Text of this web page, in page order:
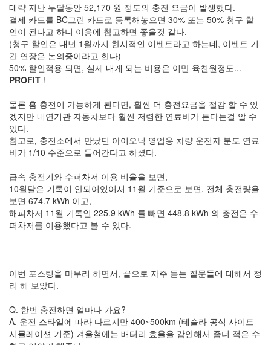
대략 지난 두달동안 52,170 원 정도의 충전 요금이 발생했다.
결제 카드를 BC그린 카드로 등록해놓으면 30% 또는 50% 청구 할
인이 된다고 하니 이용에 참고하면 좋을것 같다.
(청구 할인은 내년 1월까지 한시적인 이벤트라고 하는데, 이벤트 기
간 연장은 논의중이라고 한다)
50% 할인적용 되면, 실제 내게 되는 비용은 이만 육천원정도...
PROFIT !
물론 홈 충전이 가능하게 된다면, 훨씬 더 충전요금을 절감 할 수 있
겠지만 내연기관 자동차보다 훨씬 저렴한 연료비가 든다는걸 알 수
있다.
참고로, 충전소에서 만났던 아이오닉 영업용 차량 운전자 분도 연료
비가 1/10 수준으로 들어간다고 하셨다.
급속 충전기와 수퍼차저 이용 비율을 보면,
10월달은 기록이 안되어있어서 11월 기준으로 보면, 전체 충전량을
보면 674.7 kWh 이고,
해피차저 11월 기록인 225.9 kWh 를 빼면 448.8 kWh 의 충전은 수
퍼차저를 이용했다고 볼 수 있다.
이번 포스팅을 마무리 하면서, 끝으로 자주 듣는 질문들에 대해서 정
리 해 보았다.
Q. 한번 충전하면 얼마나 가요?
A. 운전 스타일에 따라 다르지만 400~500km (테슬라 공식 사이트
시뮬레이션 기준) 겨울철에는 배터리 효율을 감안해서 좀더 적은 수
재
미
25
PSP
9
음
악
코
드
악
보
0
진
6
테
슬
라
라
즈
리
파
이